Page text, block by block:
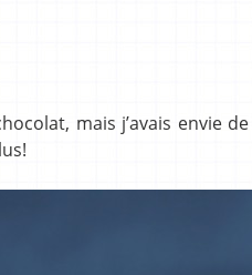
mais j’avais envie